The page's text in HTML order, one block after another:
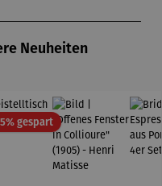
Neuheiten
gespartRabatt